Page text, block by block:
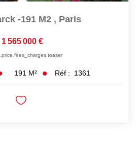
-191 M2 , Paris
1 565 000 €
191 M² Réf : 1361